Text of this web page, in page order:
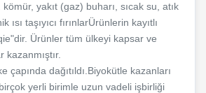
yakıt (gaz) buharı, sıcak su, atık
ısı taşıyıcı fırınlarÜrünlerin kayıtlı
Ürünler tüm ülkeyi kapsar ve
çapında dağıtıldı.Biyokütle kazanları
yerli birimle uzun vadeli işbirliği